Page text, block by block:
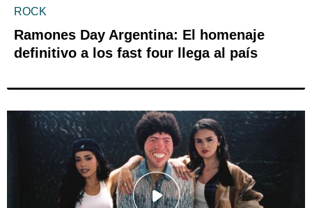
ROCK
Ramones Day Argentina: El homenaje
definitivo a los fast four llega al país